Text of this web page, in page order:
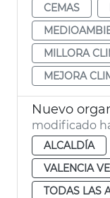
CEMAS
MILLORA
MEJORA
modificado
ALCALDÍA
VALENCIA
TODAS LAS